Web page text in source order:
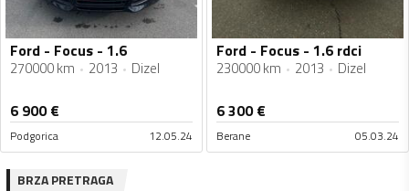
Ford - Focus - 1.6
270000 km 2013 Dizel
6 900€
Podgorica 12.05.24
Ford - Focus - 1.6 rdci
230000 km 2013 Dizel
6 300€
Berane 05.03.24
BRZA PRETRAGA